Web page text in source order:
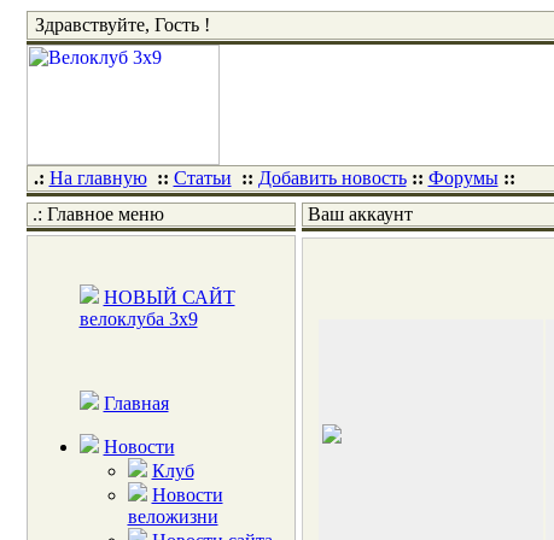
Здравствуйте, Гость !
.: На главную :: Статьи :: Добавить новость :: Форумы ::
.: Главное меню
НОВЫЙ САЙТ
велоклуба 3x9
Главная
Новости
Клуб
Новости
веложизни
Ваш аккаунт